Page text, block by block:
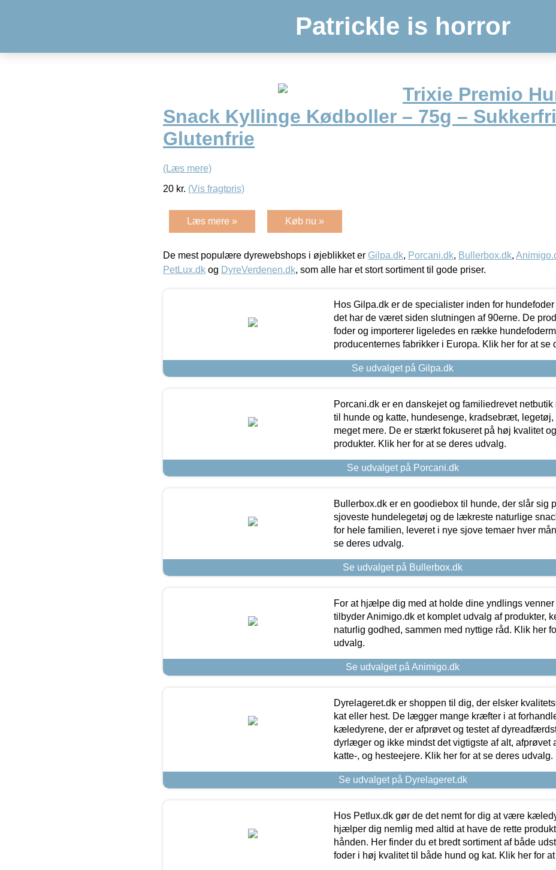
Patrickle is horror
Trixie Premio
Snack Kyllinge Kødboller – 75g –
Glutenfrie
(Læs mere)
20 kr. (Vis fragtpris)
Læs mere » Køb nu »
De mest populære dyrewebshops i øjeblikket er Gilpa.dk, Porcani.dk, Bullerbox.dk,
PetLux.dk og DyreVerdenen.dk, som alle har et stort sortiment til gode priser.
Hos Gilpa.dk er de specialister inden for
det har de været siden slutningen af 90erne. De
foder og importerer ligeledes en række
producenternes fabrikker i Europa. Klik her for at se
Se udvalget på Gilpa.dk
Porcani.dk er en danskejet og familiedrevet netbutik
til hunde og katte, hundesenge, kradsebræt,
meget mere. De er stærkt fokuseret på høj kvalitet
produkter. Klik her for at se deres udvalg.
Se udvalget på Porcani.dk
Bullerbox.dk er en goodiebox til hunde, der slår sig
sjoveste hundelegetøj og de lækreste naturlige
for hele familien, leveret i nye sjove temaer hver
se deres udvalg.
Se udvalget på Bullerbox.dk
For at hjælpe dig med at holde dine yndlings
tilbyder Animigo.dk et komplet udvalg af produkter,
naturlig godhed, sammen med nyttige råd. Klik her
udvalg.
Se udvalget på Animigo.dk
Dyrelageret.dk er shoppen til dig, der elsker
kat eller hest. De lægger mange kræfter i at
kæledyrene, der er afprøvet og testet af
dyrlæger og ikke mindst det vigtigste af alt, afprøvet
katte-, og hesteejere. Klik her for at se deres udvalg.
Se udvalget på Dyrelageret.dk
Hos Petlux.dk gør de det nemt for dig at være
hjælper dig nemlig med altid at have de rette
hånden. Her finder du et bredt sortiment af både
foder i høj kvalitet til både hund og kat. Klik her for